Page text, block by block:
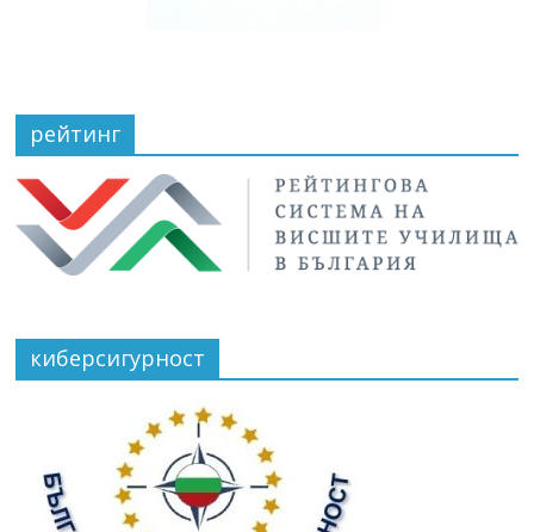
рейтинг
киберсигурност